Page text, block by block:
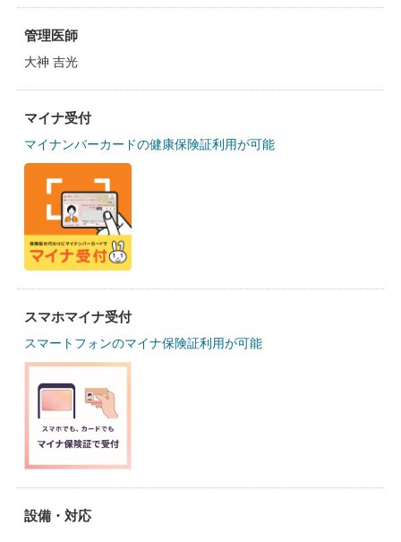
管理医師
大神 吉光
マイナ受付
マイナンバーカードの健康保険証利用が可能
スマホマイナ受付
スマートフォンのマイナ保険証利用が可能
設備・対応